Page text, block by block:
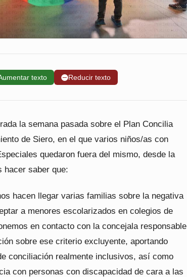
texto ➖Reducir texto
la semana pasada sobre el Plan Concilia
de Siero, en el que varios niños/as con
quedaron fuera del mismo, desde la
hacer saber que:
hacen llegar varias familias sobre la negativa
a menores escolarizados en colegios de
en contacto con la concejala responsable
sobre ese criterio excluyente, aportando
conciliación realmente inclusivos, así como
con personas con discapacidad de cara a las